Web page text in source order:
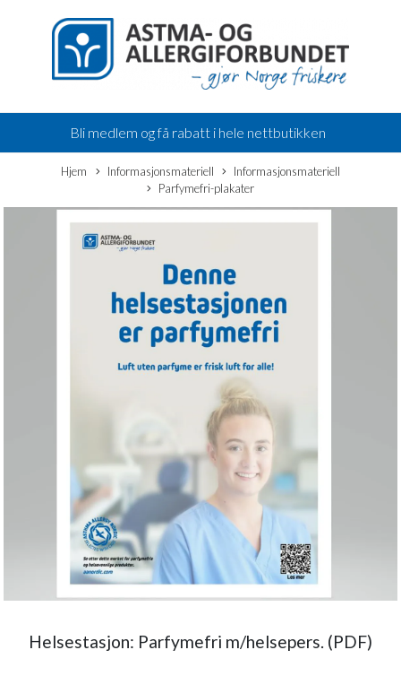
Bli medlem og få rabatt i hele nettbutikken
Hjem Informasjonsmateriell
Informasjonsmateriell
Parfymefri-plakater
Helsestasjon: Parfymefri m/helsepers. (PDF)